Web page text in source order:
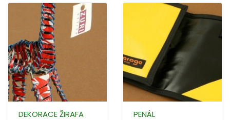
DEKORACE ŽIRAFA PENÁL